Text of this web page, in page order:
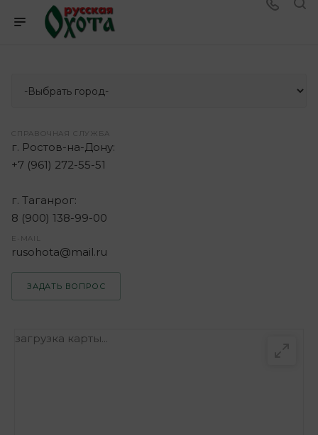
СПРАВОЧНАЯ СЛУЖБА
г. Ростов-на-Дону:
+7 (961) 272-55-51
г. Таганрог:
8 (900) 138-99-00
E-MAIL
rusohota@mail.ru
ЗАДАТЬ ВОПРОС
загрузка карты...